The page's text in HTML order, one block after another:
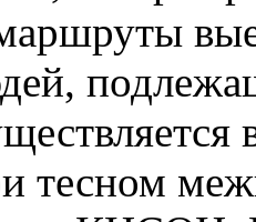
тесном